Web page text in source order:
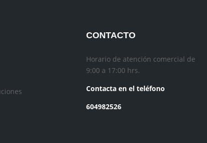
CONTACTO
Horario de atención comercial de
9:00 a 17:00 hrs.
Contacta en el teléfono
604982526